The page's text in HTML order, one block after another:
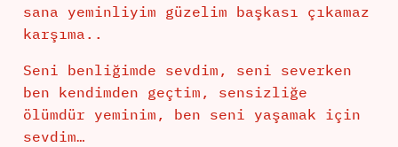
sana yeminliyim güzelim başkası çıkamaz
karşıma..
Seni benliğimde sevdim, seni severken
ben kendimden geçtim, sensizliğe
ölümdür yeminim, ben seni yaşamak için
sevdim…